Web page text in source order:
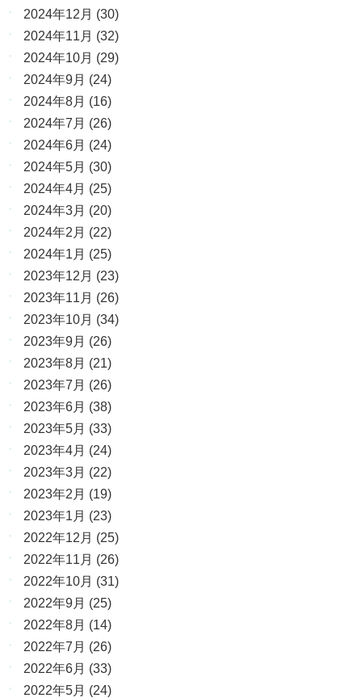
2024年12月 (30)
2024年11月 (32)
2024年10月 (29)
2024年9月 (24)
2024年8月 (16)
2024年7月 (26)
2024年6月 (24)
2024年5月 (30)
2024年4月 (25)
2024年3月 (20)
2024年2月 (22)
2024年1月 (25)
2023年12月 (23)
2023年11月 (26)
2023年10月 (34)
2023年9月 (26)
2023年8月 (21)
2023年7月 (26)
2023年6月 (38)
2023年5月 (33)
2023年4月 (24)
2023年3月 (22)
2023年2月 (19)
2023年1月 (23)
2022年12月 (25)
2022年11月 (26)
2022年10月 (31)
2022年9月 (25)
2022年8月 (14)
2022年7月 (26)
2022年6月 (33)
2022年5月 (24)